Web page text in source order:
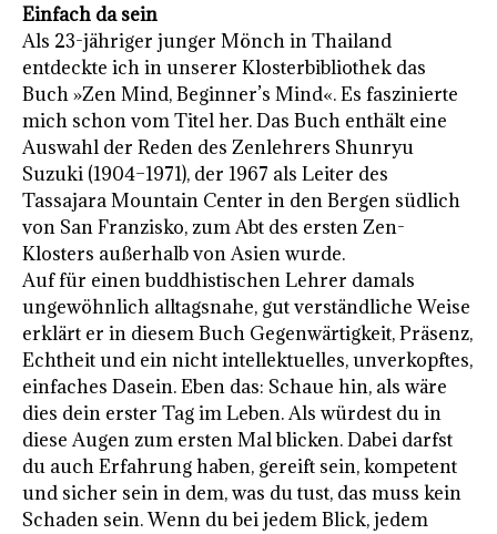
Einfach da sein
Als 23-jähriger junger Mönch in Thailand
entdeckte ich in unserer Klosterbibliothek das
Buch »Zen Mind, Beginner’s Mind«. Es faszinierte
mich schon vom Titel her. Das Buch enthält eine
Auswahl der Reden des Zenlehrers Shunryu
Suzuki (1904–1971), der 1967 als Leiter des
Tassajara Mountain Center in den Bergen südlich
von San Franzisko, zum Abt des ersten Zen-
Klosters außerhalb von Asien wurde.
Auf für einen buddhistischen Lehrer damals
ungewöhnlich alltagsnahe, gut verständliche Weise
erklärt er in diesem Buch Gegenwärtigkeit, Präsenz,
Echtheit und ein nicht intellektuelles, unverkopftes,
einfaches Dasein. Eben das: Schaue hin, als wäre
dies dein erster Tag im Leben. Als würdest du in
diese Augen zum ersten Mal blicken. Dabei darfst
du auch Erfahrung haben, gereift sein, kompetent
und sicher sein in dem, was du tust, das muss kein
Schaden sein. Wenn du bei jedem Blick, jedem